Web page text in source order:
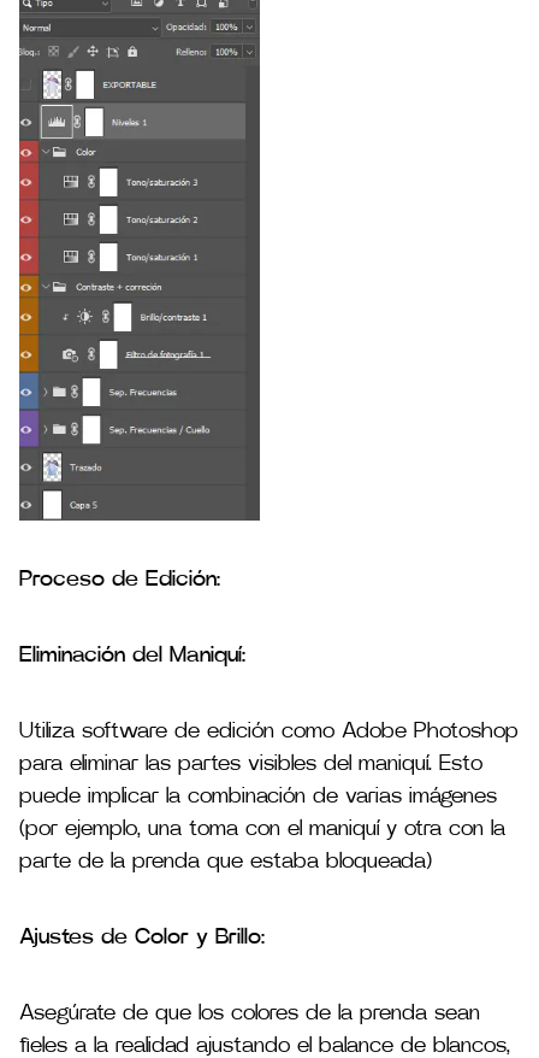
Proceso de Edición:
Eliminación del Maniquí:
Utiliza software de edición como Adobe Photoshop
para eliminar las partes visibles del maniquí. Esto
puede implicar la combinación de varias imágenes
(por ejemplo, una toma con el maniquí y otra con la
parte de la prenda que estaba bloqueada)
Ajustes de Color y Brillo:
Asegúrate de que los colores de la prenda sean
fieles a la realidad ajustando el balance de blancos,